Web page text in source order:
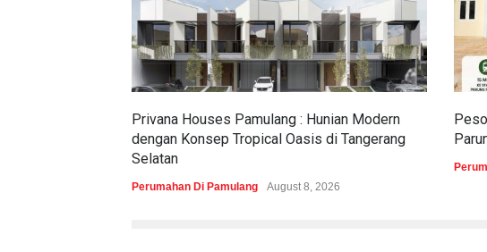
Privana Houses Pamulang : Hunian Modern
dengan Konsep Tropical Oasis di Tangerang
Selatan
Perumahan Di Pamulang August 8, 2026